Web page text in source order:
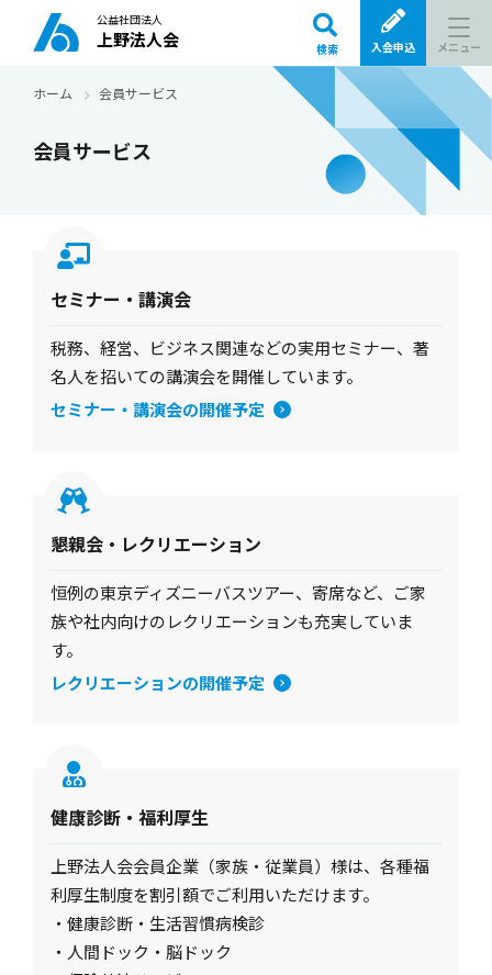
公益社団法人
上野法人会 検索 入会申込 メニュー
ホーム 会員サービス
会員サービス
セミナー・講演会
税務、経営、ビジネス関連などの実用セミナー、著
名人を招いての講演会を開催しています。
セミナー・講演会の開催予定
懇親会・レクリエーション
恒例の東京ディズニーバスツアー、寄席など、ご家
族や社内向けのレクリエーションも充実していま
す。
レクリエーションの開催予定
健康診断・福利厚生
上野法人会会員企業（家族・従業員）様は、各種福
利厚生制度を割引額でご利用いただけます。
・健康診断・生活習慣病検診
・人間ドック・脳ドック